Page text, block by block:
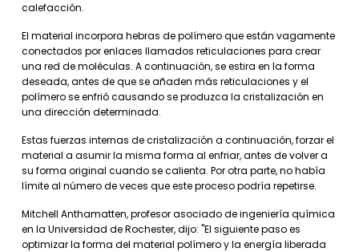
calefacción.
El material incorpora hebras de polímero que están vagamente
conectados por enlaces llamados reticulaciones para crear
una red de moléculas. A continuación, se estira en la forma
deseada, antes de que se añaden más reticulaciones y el
polímero se enfrió causando se produzca la cristalización en
una dirección determinada.
Estas fuerzas internas de cristalización a continuación, forzar el
material a asumir la misma forma al enfriar, antes de volver a
su forma original cuando se calienta. Por otra parte, no había
límite al número de veces que este proceso podría repetirse.
Mitchell Anthamatten, profesor asociado de ingeniería química
en la Universidad de Rochester, dijo: "El siguiente paso es
optimizar la forma del material polímero y la energía liberada